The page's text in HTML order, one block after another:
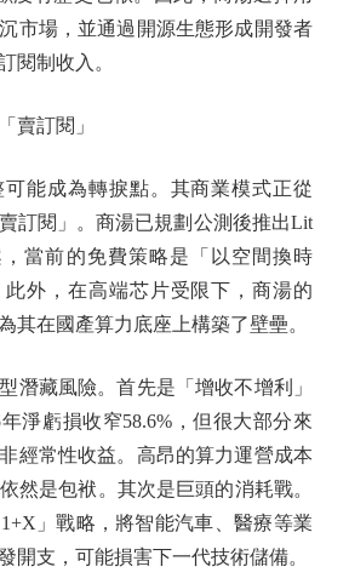
市場，並通過開源生態形成開發者
閱制收入。
訂閱」
成為轉捩點。其商業模式正從
訂閱」。商湯已規劃公測後推出Lit
，當前的免費策略是「以空間換時
此外，在高端芯片受限下，商湯的
其在國產算力底座上構築了壁壘。
藏風險。首先是「增收不增利」
淨虧損收窄58.6%，但很大部分來
經常性收益。高昂的算力運營成本
依然是包袱。其次是巨頭的消耗戰。
」戰略，將智能汽車、醫療等業
開支，可能損害下一代技術儲備。